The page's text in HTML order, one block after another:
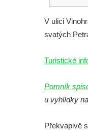
V ulici
svatých
Turistické
Pomník
u vyhlídky
Překvapivě